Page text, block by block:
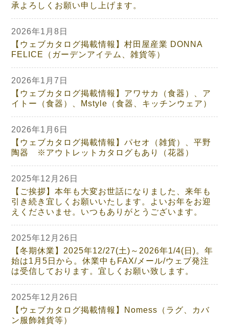
承よろしくお願い申し上げます。
2026年1月8日
【ウェブカタログ掲載情報】村田屋産業 DONNA
FELICE（ガーデンアイテム、雑貨等）
2026年1月7日
【ウェブカタログ掲載情報】アワサカ（食器）、ア
イトー（食器）、Mstyle（食器、キッチンウェア）
2026年1月6日
【ウェブカタログ掲載情報】パセオ（雑貨）、平野
陶器 ※アウトレットカタログもあり（花器）
2025年12月26日
【ご挨拶】本年も大変お世話になりました、来年も
引き続き宜しくお願いいたします。よいお年をお迎
えくださいませ。いつもありがとうございます。
2025年12月26日
【冬期休業】2025年12/27(土)～2026年1/4(日)。年
始は1月5日から。休業中もFAX/メール/ウェブ発注
は受信しております。宜しくお願い致します。
2025年12月26日
【ウェブカタログ掲載情報】Nomess（ラグ、カバ
ン服飾雑貨等）